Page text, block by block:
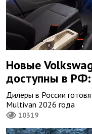
Новые
доступны в
Дилеры в России
Multivan 2026 года
10319